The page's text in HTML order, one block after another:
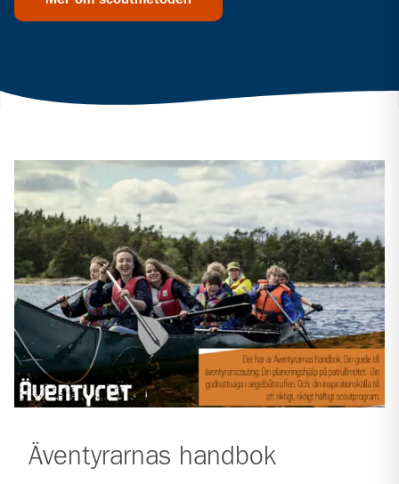
Äventyrarnas handbok